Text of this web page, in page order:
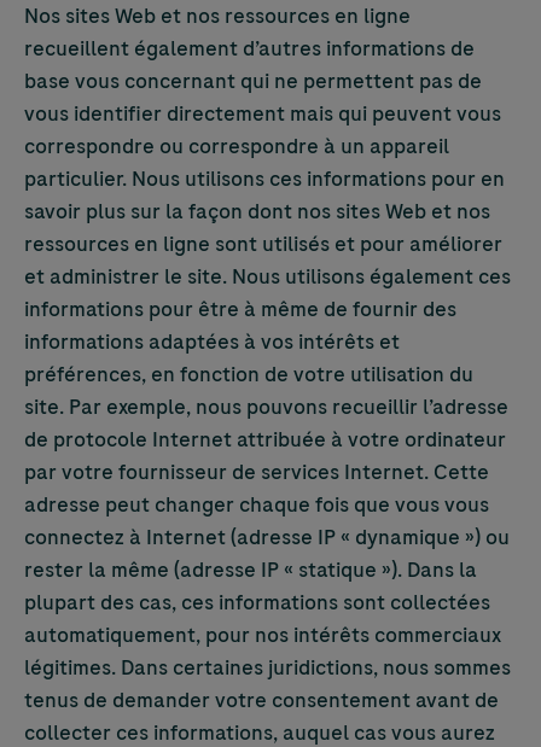
Nos sites Web et nos ressources en ligne
recueillent également d’autres informations de
base vous concernant qui ne permettent pas de
vous identifier directement mais qui peuvent vous
correspondre ou correspondre à un appareil
particulier. Nous utilisons ces informations pour en
savoir plus sur la façon dont nos sites Web et nos
ressources en ligne sont utilisés et pour améliorer
et administrer le site. Nous utilisons également ces
informations pour être à même de fournir des
informations adaptées à vos intérêts et
préférences, en fonction de votre utilisation du
site. Par exemple, nous pouvons recueillir l’adresse
de protocole Internet attribuée à votre ordinateur
par votre fournisseur de services Internet. Cette
adresse peut changer chaque fois que vous vous
connectez à Internet (adresse IP « dynamique ») ou
rester la même (adresse IP « statique »). Dans la
plupart des cas, ces informations sont collectées
automatiquement, pour nos intérêts commerciaux
légitimes. Dans certaines juridictions, nous sommes
tenus de demander votre consentement avant de
collecter ces informations, auquel cas vous aurez